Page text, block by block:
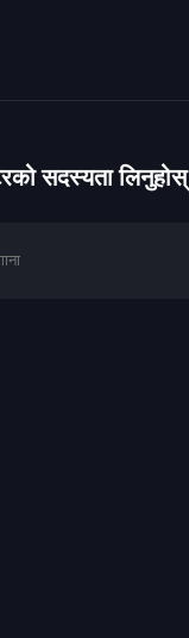
सदस्यता लिनुहोस्